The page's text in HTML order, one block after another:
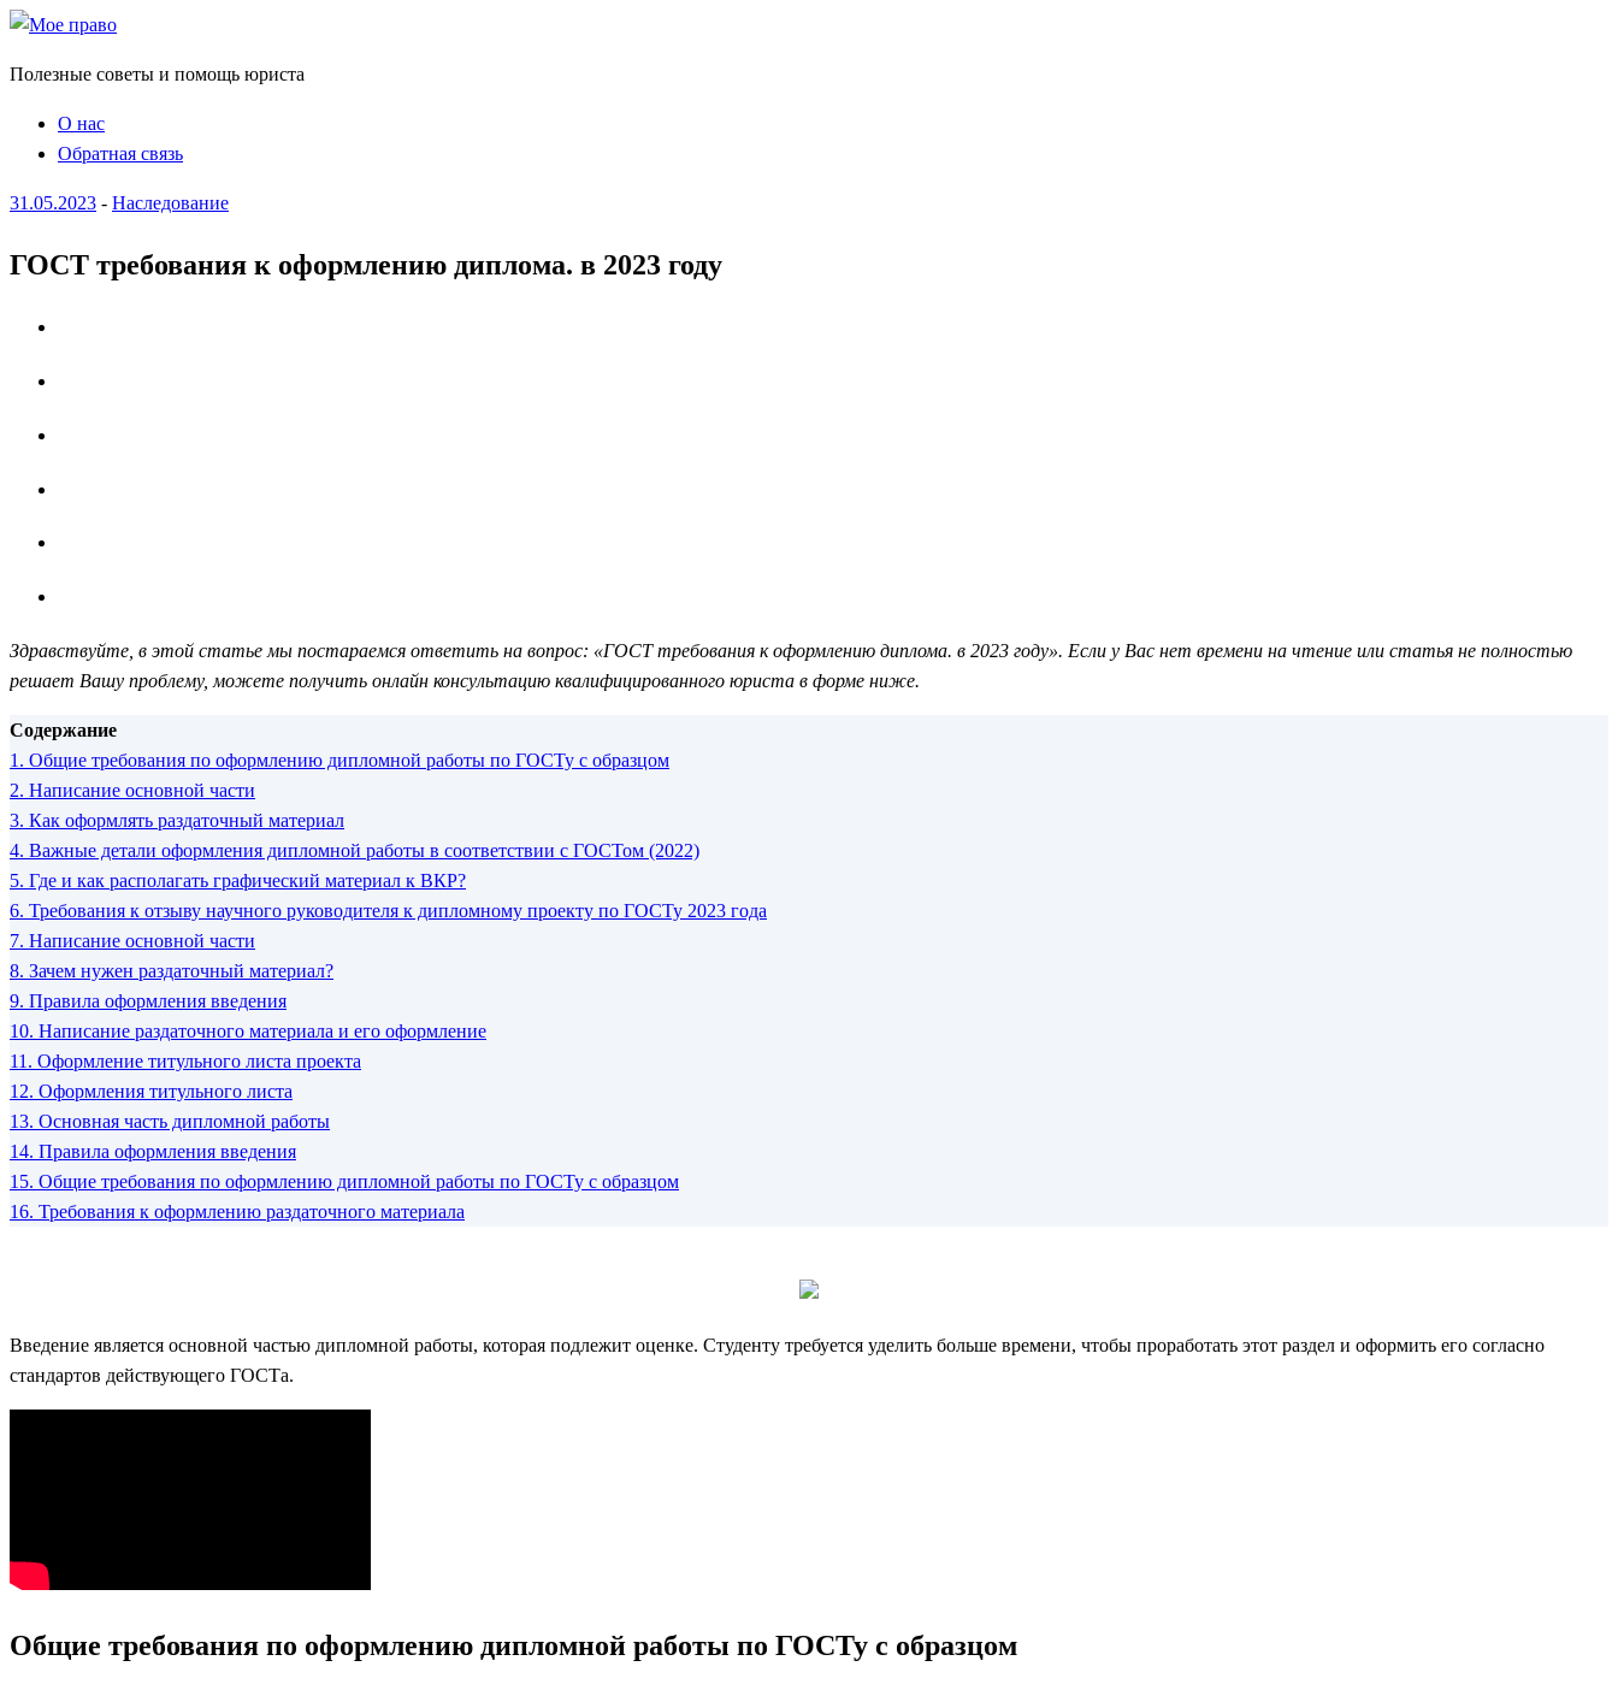
Полезные советы и помощь юриста
О нас
Обратная связь
31.05.2023 - Наследование
ГОСТ требования к оформлению диплома. в 2023 году
Здравствуйте, в этой статье мы постараемся ответить на вопрос: «ГОСТ требования к оформлению диплома. в 2023 году». Если у Вас нет времени на чтение или статья не полностью
решает Вашу проблему, можете получить онлайн консультацию квалифицированного юриста в форме ниже.
Содержание
1. Общие требования по оформлению дипломной работы по ГОСТу с образцом
2. Написание основной части
3. Как оформлять раздаточный материал
4. Важные детали оформления дипломной работы в соответствии с ГОСТом (2022)
5. Где и как располагать графический материал к ВКР?
6. Требования к отзыву научного руководителя к дипломному проекту по ГОСТу 2023 года
7. Написание основной части
8. Зачем нужен раздаточный материал?
9. Правила оформления введения
10. Написание раздаточного материала и его оформление
11. Оформление титульного листа проекта
12. Оформления титульного листа
13. Основная часть дипломной работы
14. Правила оформления введения
15. Общие требования по оформлению дипломной работы по ГОСТу с образцом
16. Требования к оформлению раздаточного материала
Введение является основной частью дипломной работы, которая подлежит оценке. Студенту требуется уделить больше времени, чтобы проработать этот раздел и оформить его согласно
стандартов действующего ГОСТа.
Общие требования по оформлению дипломной работы по ГОСТу с образцом